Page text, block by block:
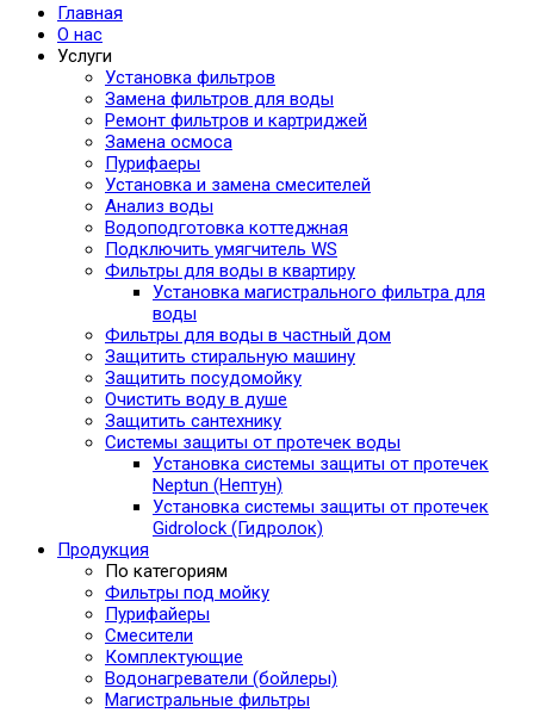
Главная
О нас
Услуги
Установка фильтров
Замена фильтров для воды
Ремонт фильтров и картриджей
Замена осмоса
Пурифаеры
Установка и замена смесителей
Анализ воды
Водоподготовка коттеджная
Подключить умягчитель WS
Фильтры для воды в квартиру
Установка магистрального фильтра для
воды
Фильтры для воды в частный дом
Защитить стиральную машину
Защитить посудомойку
Очистить воду в душе
Защитить сантехнику
Системы защиты от протечек воды
Установка системы защиты от протечек
Neptun (Нептун)
Установка системы защиты от протечек
Gidrolock (Гидролок)
Продукция
По категориям
Фильтры под мойку
Пурифайеры
Смесители
Комплектующие
Водонагреватели (бойлеры)
Магистральные фильтры